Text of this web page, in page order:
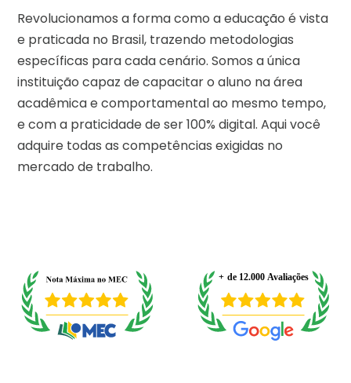
Revolucionamos a forma como a educação é vista
e praticada no Brasil, trazendo metodologias
específicas para cada cenário. Somos a única
instituição capaz de capacitar o aluno na área
acadêmica e comportamental ao mesmo tempo,
e com a praticidade de ser 100% digital. Aqui você
adquire todas as competências exigidas no
mercado de trabalho.